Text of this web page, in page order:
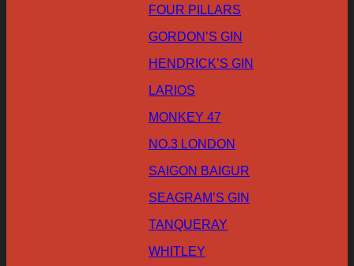
FOUR PILLARS
GORDON’S GIN
HENDRICK’S GIN
LARIOS
MONKEY 47
NO.3 LONDON
SAIGON BAIGUR
SEAGRAM’S GIN
TANQUERAY
WHITLEY